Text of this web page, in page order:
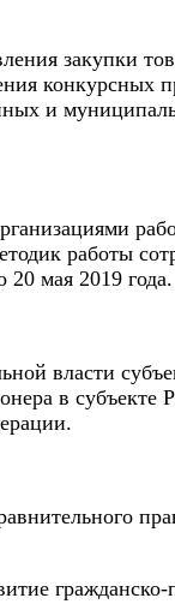
закупки
конкурсных
и
работы
мая 2019 года.
власти
в субъекте